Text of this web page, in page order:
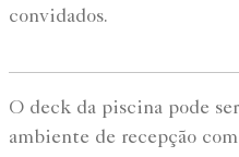
convidados.
O deck da piscina pode
ambiente de recepção